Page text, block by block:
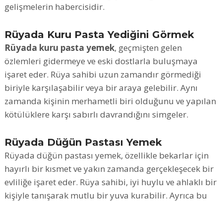
gelişmelerin habercisidir.
Rüyada Kuru Pasta Yediğini Görmek
Rüyada kuru pasta yemek, geçmişten gelen
özlemleri gidermeye ve eski dostlarla buluşmaya
işaret eder. Rüya sahibi uzun zamandır görmediği
biriyle karşılaşabilir veya bir araya gelebilir. Aynı
zamanda kişinin merhametli biri olduğunu ve yapılan
kötülüklere karşı sabırlı davrandığını simgeler.
Rüyada Düğün Pastası Yemek
Rüyada düğün pastası yemek, özellikle bekarlar için
hayırlı bir kısmet ve yakın zamanda gerçekleşecek bir
evliliğe işaret eder. Rüya sahibi, iyi huylu ve ahlaklı bir
kişiyle tanışarak mutlu bir yuva kurabilir. Ayrıca bu